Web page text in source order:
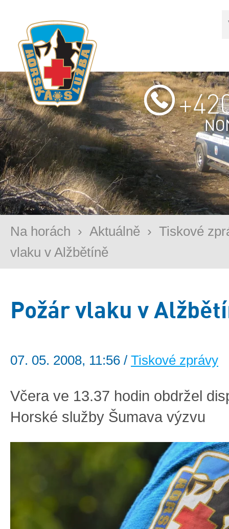
Na horách › Aktuálně › Tiskové
vlaku v Alžbětíně
Požár vlaku v
07. 05. 2008, 11:56 / Tiskové zprávy
Včera ve 13.37 hodin obdržel
Horské služby Šumava výzvu